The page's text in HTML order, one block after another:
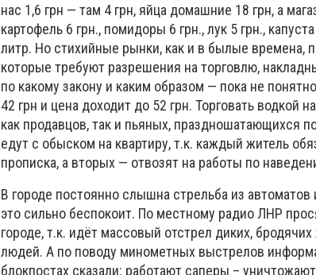
нас 1,6 грн — там 4 грн, яйца домашние 18 грн, а
картофель 6 грн., помидоры 6 грн., лук 5 грн.,
литр. Но стихийные рынки, как и в былые
которые требуют разрешения на торговлю,
по какому закону и каким образом — пока не
42 грн и цена доходит до 52 грн. Торговать водкой
как продавцов, так и пьяных, праздношатающихся
едут с обыском на квартиру, т.к. каждый житель
прописка, а вторых — отвозят на работы по
В городе постоянно слышна стрельба из
это сильно беспокоит. По местному радио ЛНР
городе, т.к. идёт массовый отстрел диких,
людей. А по поводу минометных выстрелов
блокпостах сказали: работают саперы –